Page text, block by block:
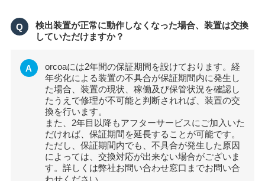
Q
検出装置が正常に動作しなくなった場合、装置は交換
していただけますか？
A
orcoaには2年間の保証期間を設けております。経
年劣化による装置の不具合が保証期間内に発生し
た場合、装置の現状、稼働及び保管状況を確認し
たうえで修理が不可能と判断されれば、装置の交
換を行います。
また、2年目以降もアフターサービスにご加入いた
だければ、保証期間を延長することが可能です。
ただし、保証期間内でも、不具合が発生した原因
によっては、交換対応が出来ない場合がございま
す。詳しくは弊社お問い合わせ窓口までお問い合
わせください。